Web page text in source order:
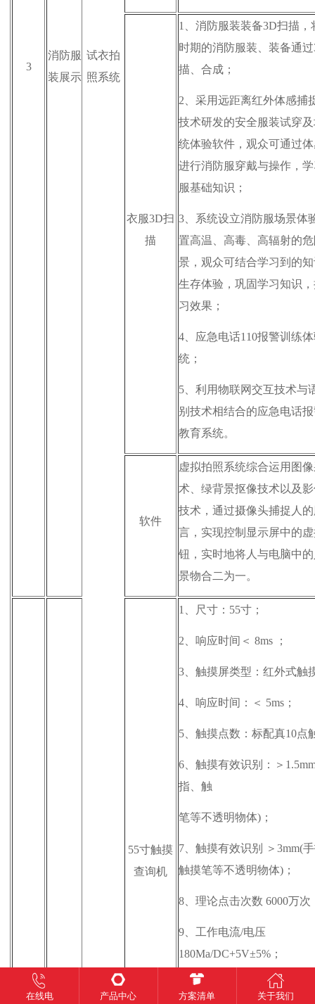
3
消防服
装展示
试衣拍
照系统
衣服3D扫
描
1、 消防服装装备3D扫描，
时期的消防服装、装备通
描、合成；
2、 采用远距离红外体感捕
技术研发的安全服装试穿
统体验软件，观众可通过
进行消防服穿戴与操作，
服基础知识；
3、 系统设立消防服场景体
置高温、高毒、高辐射的
景，观众可结合学习到的
生存体验，巩固学习知识
习效果；
4、 应急电话110报警训练
统；
5、 利用物联网交互技术与
别技术相结合的应急电话
教育系统。
软件
虚拟拍照系统综合运用图
术、绿背景抠像技术以及
技术，通过摄像头捕捉人
言，实现控制显示屏中的
钮，实时地将人与电脑中
景物合二为一。
55寸触摸
查询机
1、 尺寸：55寸；
2、 响应时间＜ 8ms ；
3、 触摸屏类型：红外式触
4、 响应时间：＜ 5ms；
5、 触摸点数：标配真10点
6、 触摸有效识别：＞
指、触
笔等不透明物体)；
7、 触摸有效识别 ＞3mm(
触摸笔等不透明物体)；
8、 理论点击次数 6000万次
9、 工作电流/电压
180Ma/DC+5V±5%；
10、 抗光干扰 阳光、白炽
在线电 产品中心 方案清单 关于我们